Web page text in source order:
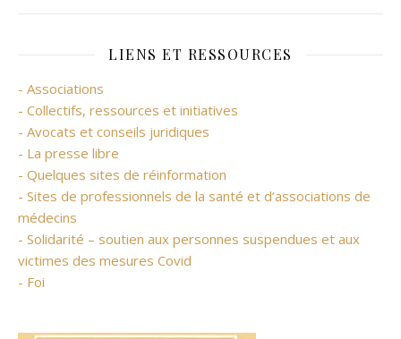
LIENS ET RESSOURCES
- Associations
- Collectifs, ressources et initiatives
- Avocats et conseils juridiques
- La presse libre
- Quelques sites de réinformation
- Sites de professionnels de la santé et d’associations de
médecins
- Solidarité – soutien aux personnes suspendues et aux
victimes des mesures Covid
- Foi